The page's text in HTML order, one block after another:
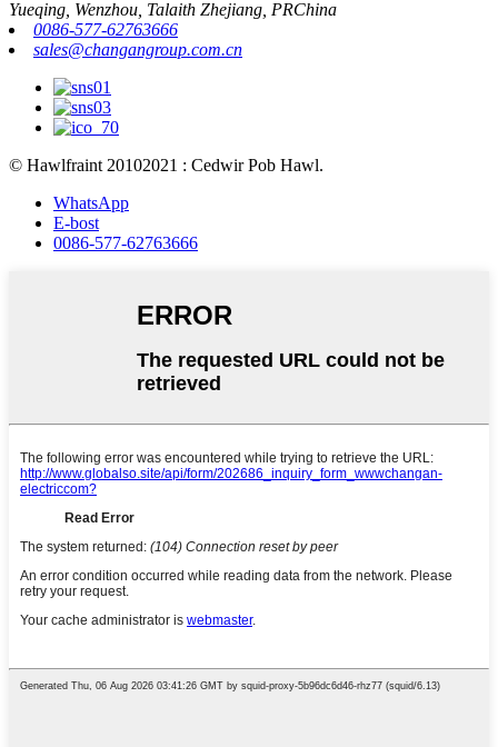
Yueqing, Wenzhou, Talaith Zhejiang, PRChina
0086-577-62763666
sales@changangroup.com.cn
© Hawlfraint 20102021 : Cedwir Pob Hawl.
WhatsApp
E-bost
0086-577-62763666